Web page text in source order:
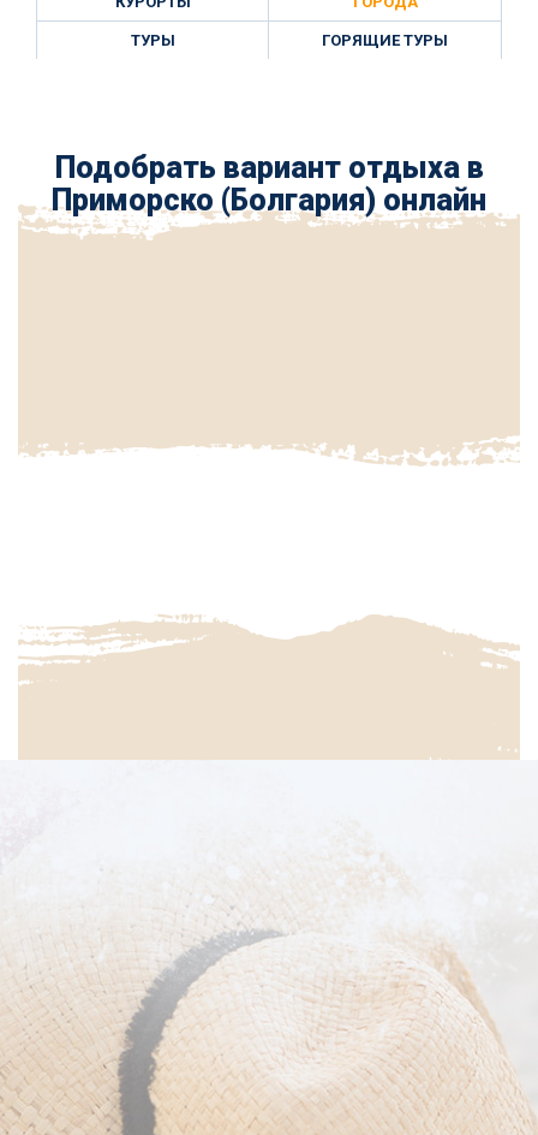
ТУРЫ ГОРЯЩИЕ ТУРЫ
Подобрать вариант отдыха в
Приморско (Болгария) онлайн